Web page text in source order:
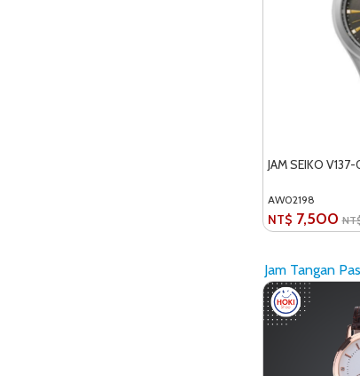
JAM SEIKO
AW02198
NT$ 7,500
Jam Tangan